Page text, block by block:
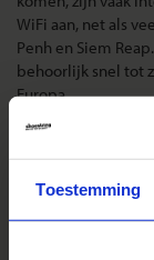
Toestemming
WiFi aan, net als
Penh en Siem
behoorlijk snel tot
Europa.